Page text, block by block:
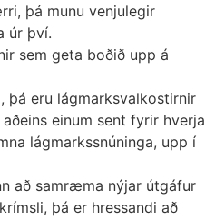
þá munu venjulegir
úr því.
sem geta boðið upp á
þá eru lágmarksvalkostirnir
einum sent fyrir hverja
lágmarkssnúninga, upp í
að samræma nýjar útgáfur
þá er hressandi að